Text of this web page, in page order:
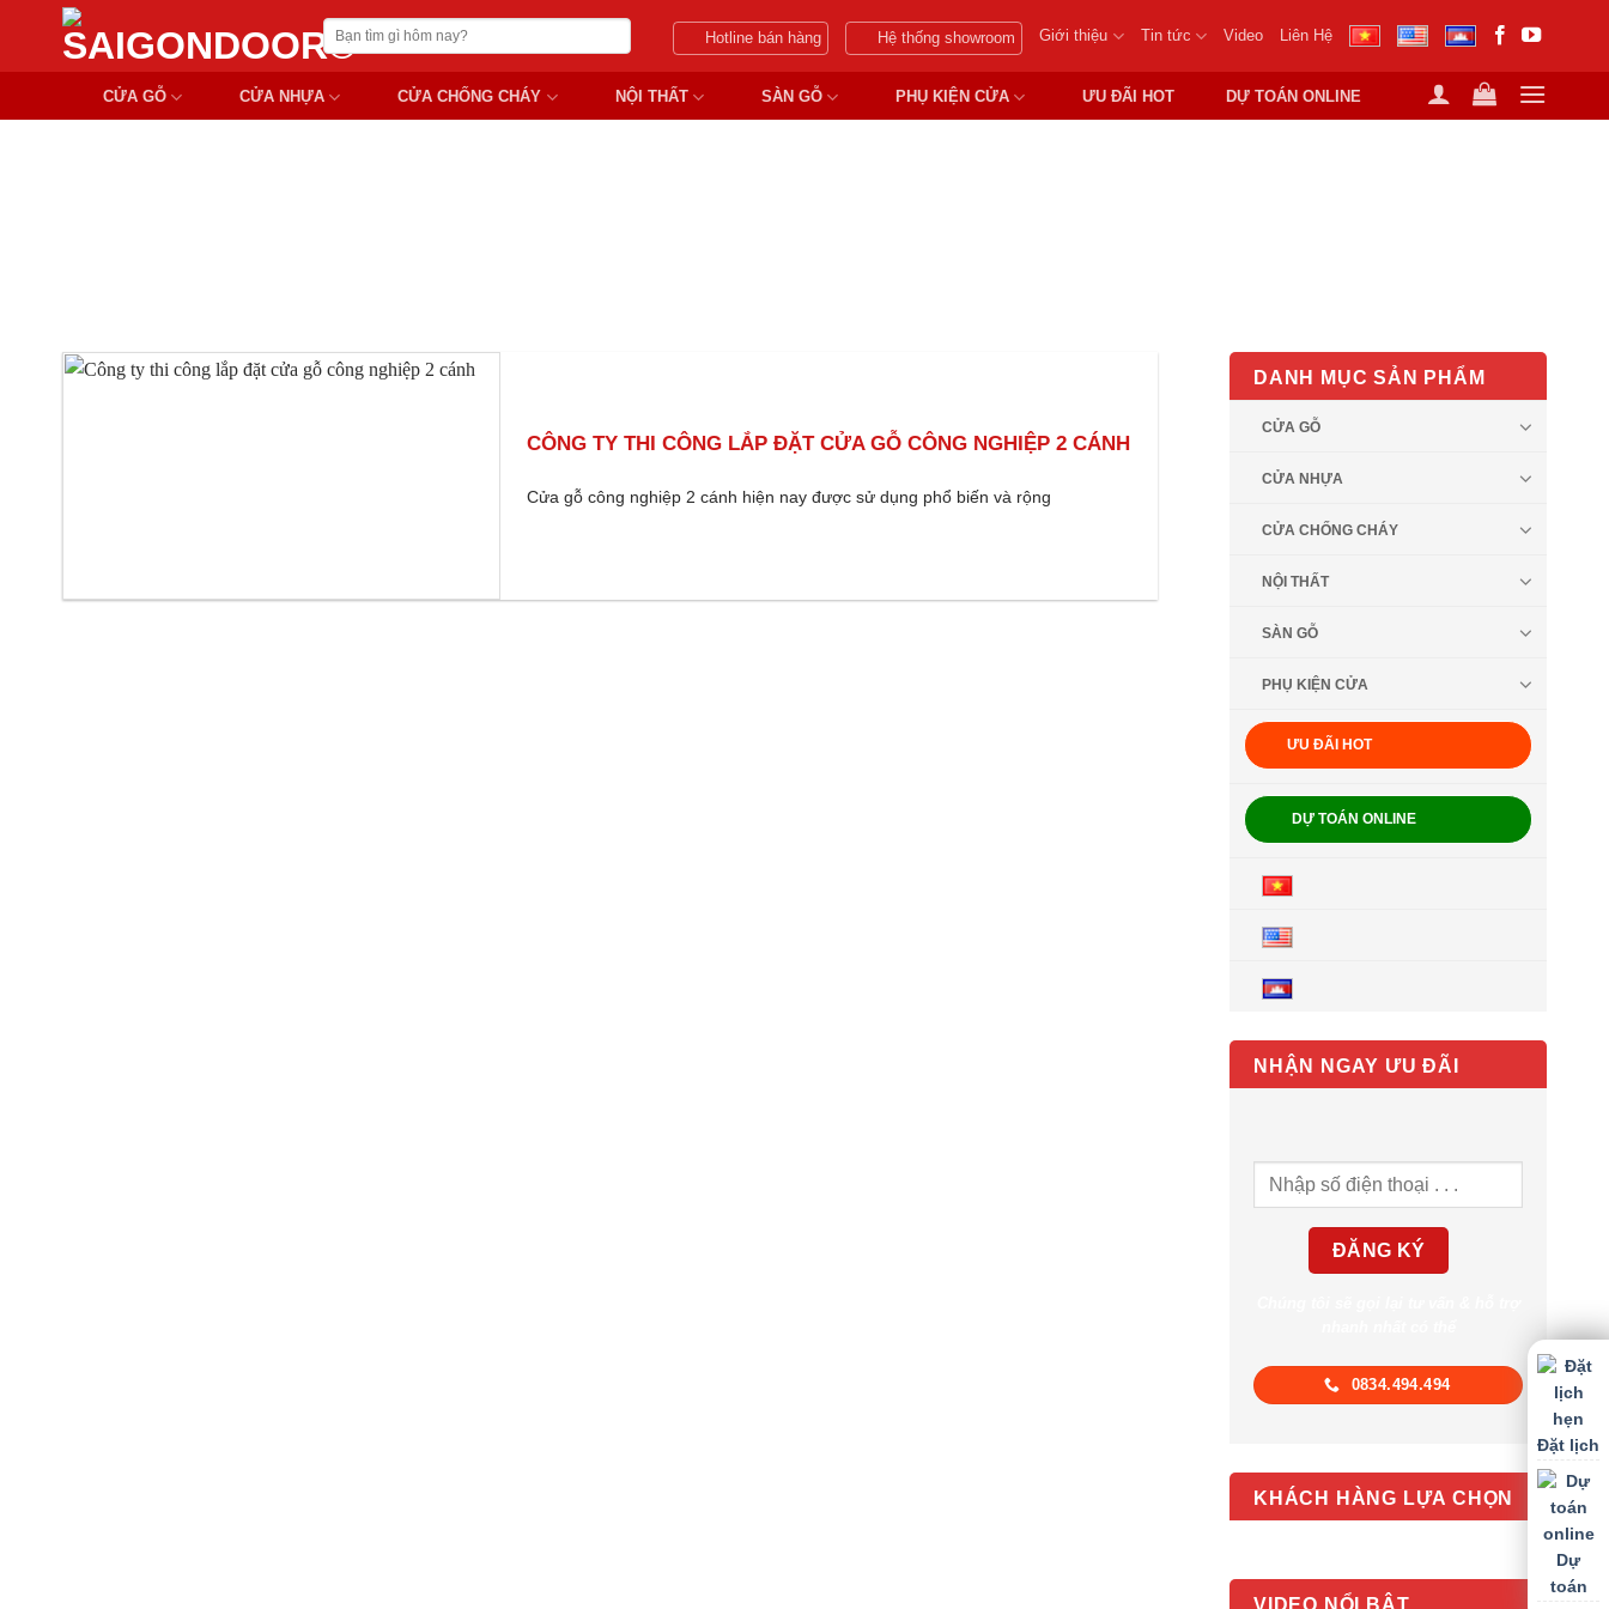
Chuyển
nội
Tìm
kiếm:
Hotline bán hàng Hệ thống showroom Giới thiệu Tin tức Video Liên Hệ
CỬA GỖ CỬA NHỰA CỬA CHỐNG CHÁY NỘI THẤT SÀN GỖ PHỤ KIỆN CỬA ƯU ĐÃI HOT DỰ TOÁN ONLINE
CÔNG TY THI CÔNG LẮP ĐẶT CỬA GỖ CÔNG NGHIỆP 2 CÁNH
Cửa gỗ công nghiệp 2 cánh hiện nay được sử dụng phổ biến và rộng
DANH MỤC SẢN PHẨM
CỬA GỖ
CỬA NHỰA
CỬA CHỐNG CHÁY
NỘI THẤT
SÀN GỖ
PHỤ KIỆN CỬA
ƯU ĐÃI HOT
DỰ TOÁN ONLINE
NHẬN NGAY ƯU ĐÃI
0834.494.494
KHÁCH HÀNG LỰA CHỌN
VIDEO NỔI BẬT
Đặt lịch
Dự
toán